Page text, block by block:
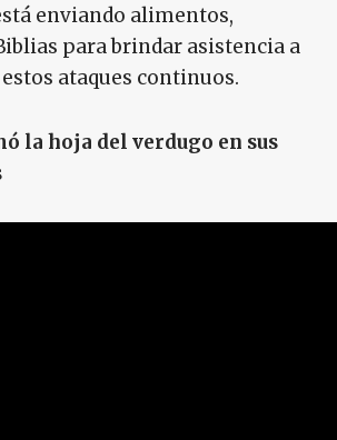
enviando alimentos,
para brindar asistencia a
ataques continuos.
la hoja del verdugo en sus